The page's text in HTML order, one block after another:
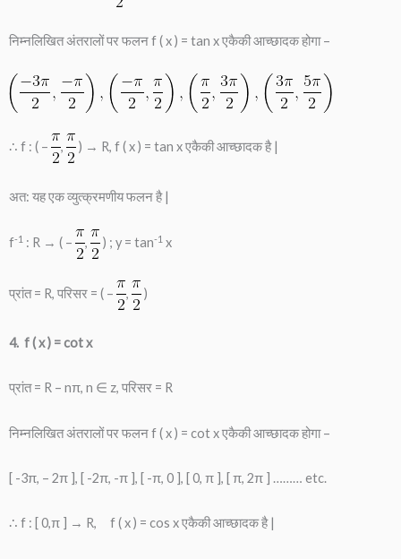
निम्नलिखित अंतरालों पर फलन f ( x ) = tan x एकैकी आच्छादक होगा –
∴ f : ( – , ) → R, f ( x ) = tan x एकैकी आच्छादक है |
अत: यह एक व्युत्क्रमणीय फलन है |
f-1 : R → ( – , ) ; y = tan-1 x
प्रांत = R, परिसर = ( – , )
4. f ( x ) = cot x
प्रांत = R – nπ, n ∈ z, परिसर = R
निम्नलिखित अंतरालों पर फलन f ( x ) = cot x एकैकी आच्छादक होगा –
[ -3π, – 2π ], [ -2π, -π ], [ -π, 0 ], [ 0, π ], [ π, 2π ] ……… etc.
∴ f : [ 0,π ] → R, f ( x ) = cos x एकैकी आच्छादक है |